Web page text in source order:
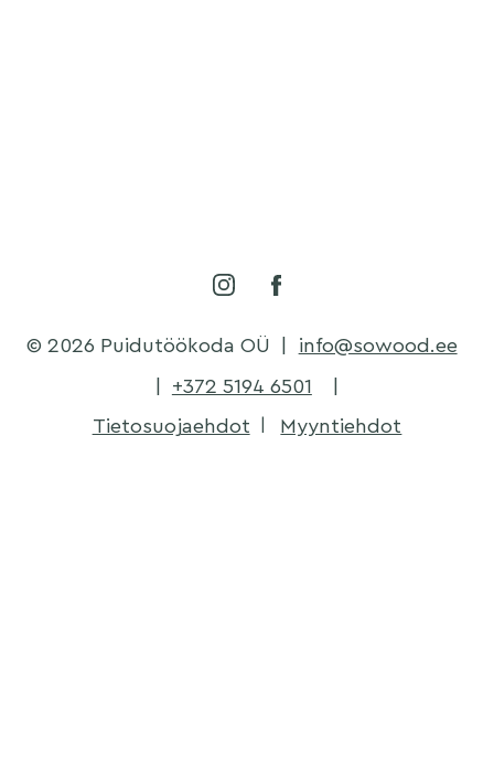
© 2026 Puidutöökoda OÜ
info@sowood.ee
+372 5194 6501
Tietosuojaehdot
Myyntiehdot